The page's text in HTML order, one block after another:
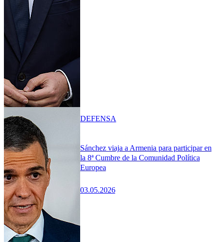
Sánchez viaja a Armenia para participar en
la 8ª Cumbre de la Comunidad Política
Europea
03.05.2026
DEFENSA